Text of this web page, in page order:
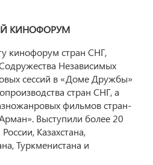
КИНОФОРУМ
кинофорум стран СНГ,
Независимых
сессий в «Доме Дружбы»
стран СНГ, а
фильмов стран-
Выступили более 20
Казахстана,
Туркменистана и